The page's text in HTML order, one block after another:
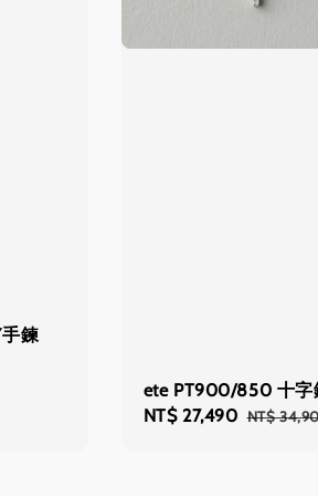
鍊
ete PT900/850 十字
Sale
NT$ 27,490 Regular
NT$